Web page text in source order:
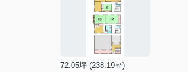
72.05坪 (238.19㎡)